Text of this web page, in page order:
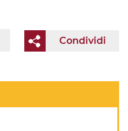
Condividi